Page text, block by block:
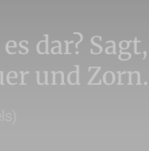
dar? Sagt,
und Zorn.